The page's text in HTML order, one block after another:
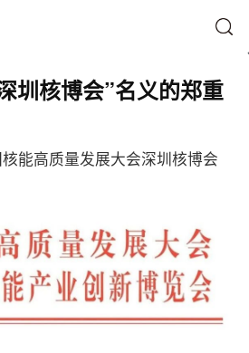
圳核博会”名义的郑重
能高质量发展大会深圳核博会